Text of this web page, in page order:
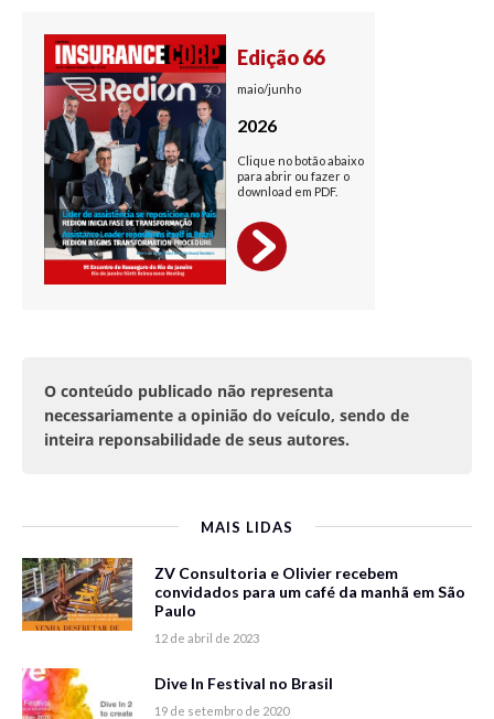
O conteúdo publicado não representa
necessariamente a opinião do veículo, sendo de
inteira reponsabilidade de seus autores.
MAIS LIDAS
ZV Consultoria e Olivier recebem
convidados para um café da manhã em São
Paulo
12 de abril de 2023
Dive In Festival no Brasil
19 de setembro de 2020